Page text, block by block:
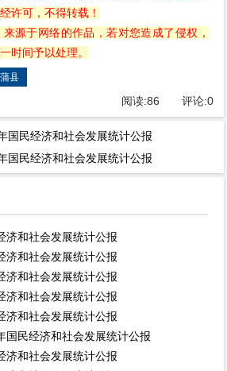
许可，不得转载！
源于网络的作品，若对您造成了侵权，
时间予以处理。
蒲县
阅读:86 评论:0
国民经济和社会发展统计公报
国民经济和社会发展统计公报
济和社会发展统计公报
济和社会发展统计公报
济和社会发展统计公报
济和社会发展统计公报
济和社会发展统计公报
国民经济和社会发展统计公报
济和社会发展统计公报